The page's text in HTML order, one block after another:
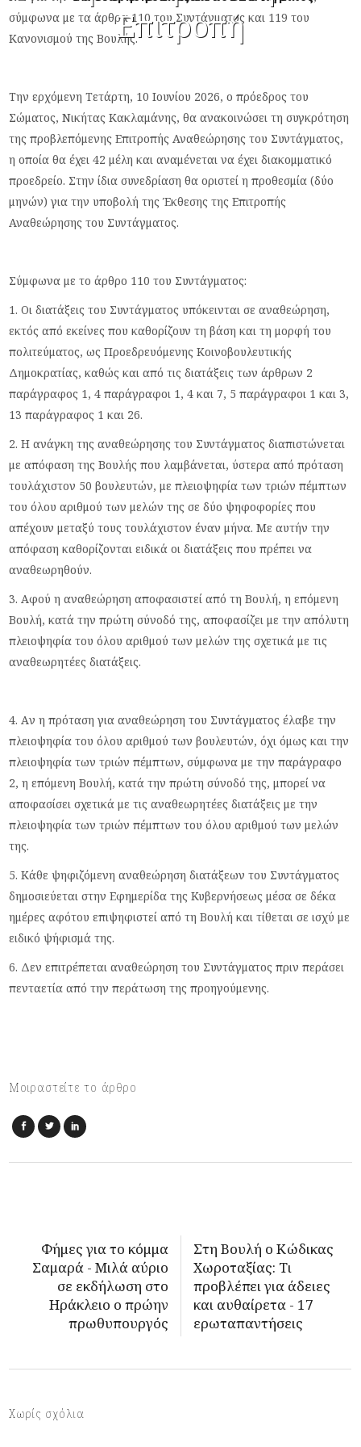
Επιτροπή
σύμφωνα με τα άρθρα 110 του Συντάγματος και 119 του
Κανονισμού της Βουλής.
Την ερχόμενη Τετάρτη, 10 Ιουνίου 2026, ο πρόεδρος του
Σώματος, Νικήτας Κακλαμάνης, θα ανακοινώσει τη συγκρότηση
της προβλεπόμενης Επιτροπής Αναθεώρησης του Συντάγματος,
η οποία θα έχει 42 μέλη και αναμένεται να έχει διακομματικό
προεδρείο. Στην ίδια συνεδρίαση θα οριστεί η προθεσμία (δύο
μηνών) για την υποβολή της Έκθεσης της Επιτροπής
Αναθεώρησης του Συντάγματος.
Σύμφωνα με το άρθρο 110 του Συντάγματος:
1. Oι διατάξεις του Συντάγματος υπόκεινται σε αναθεώρηση,
εκτός από εκείνες που καθορίζουν τη βάση και τη μορφή του
πολιτεύματος, ως Προεδρευόμενης Κοινοβουλευτικής
Δημοκρατίας, καθώς και από τις διατάξεις των άρθρων 2
παράγραφος 1, 4 παράγραφοι 1, 4 και 7, 5 παράγραφοι 1 και 3,
13 παράγραφος 1 και 26.
2. H ανάγκη της αναθεώρησης του Συντάγματος διαπιστώνεται
με απόφαση της Βουλής που λαμβάνεται, ύστερα από πρόταση
τουλάχιστον 50 βουλευτών, με πλειοψηφία των τριών πέμπτων
του όλου αριθμού των μελών της σε δύο ψηφοφορίες που
απέχουν μεταξύ τους τουλάχιστον έναν μήνα. Mε αυτήν την
απόφαση καθορίζονται ειδικά οι διατάξεις που πρέπει να
αναθεωρηθούν.
3. Αφού η αναθεώρηση αποφασιστεί από τη Βουλή, η επόμενη
Βουλή, κατά την πρώτη σύνοδό της, αποφασίζει με την απόλυτη
πλειοψηφία του όλου αριθμού των μελών της σχετικά με τις
αναθεωρητέες διατάξεις.
4. Aν η πρόταση για αναθεώρηση του Συντάγματος έλαβε την
πλειοψηφία του όλου αριθμού των βουλευτών, όχι όμως και την
πλειοψηφία των τριών πέμπτων, σύμφωνα με την παράγραφο
2, η επόμενη Bουλή, κατά την πρώτη σύνοδό της, μπορεί να
αποφασίσει σχετικά με τις αναθεωρητέες διατάξεις με την
πλειοψηφία των τριών πέμπτων του όλου αριθμού των μελών
της.
5. Κάθε ψηφιζόμενη αναθεώρηση διατάξεων του Συντάγματος
δημοσιεύεται στην Εφημερίδα της Κυβερνήσεως μέσα σε δέκα
ημέρες αφότου επιψηφιστεί από τη Βουλή και τίθεται σε ισχύ με
ειδικό ψήφισμά της.
6. Δεν επιτρέπεται αναθεώρηση του Συντάγματος πριν περάσει
πενταετία από την περάτωση της προηγούμενης.
Μοιραστείτε το άρθρο
Φήμες για το κόμμα
Σαμαρά - Μιλά αύριο
σε εκδήλωση στο
Ηράκλειο ο πρώην
πρωθυπουργός
Στη Βουλή ο Κώδικας
Χωροταξίας: Τι
προβλέπει για άδειες
και αυθαίρετα - 17
ερωταπαντήσεις
Χωρίς σχόλια